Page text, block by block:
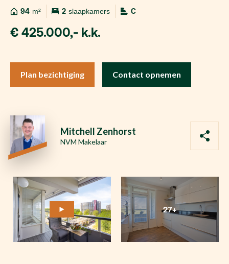
94 m² 2 slaapkamers C
€ 425.000,- k.k.
Plan bezichtiging Contact opnemen
Mitchell Zenhorst
NVM Makelaar
27+